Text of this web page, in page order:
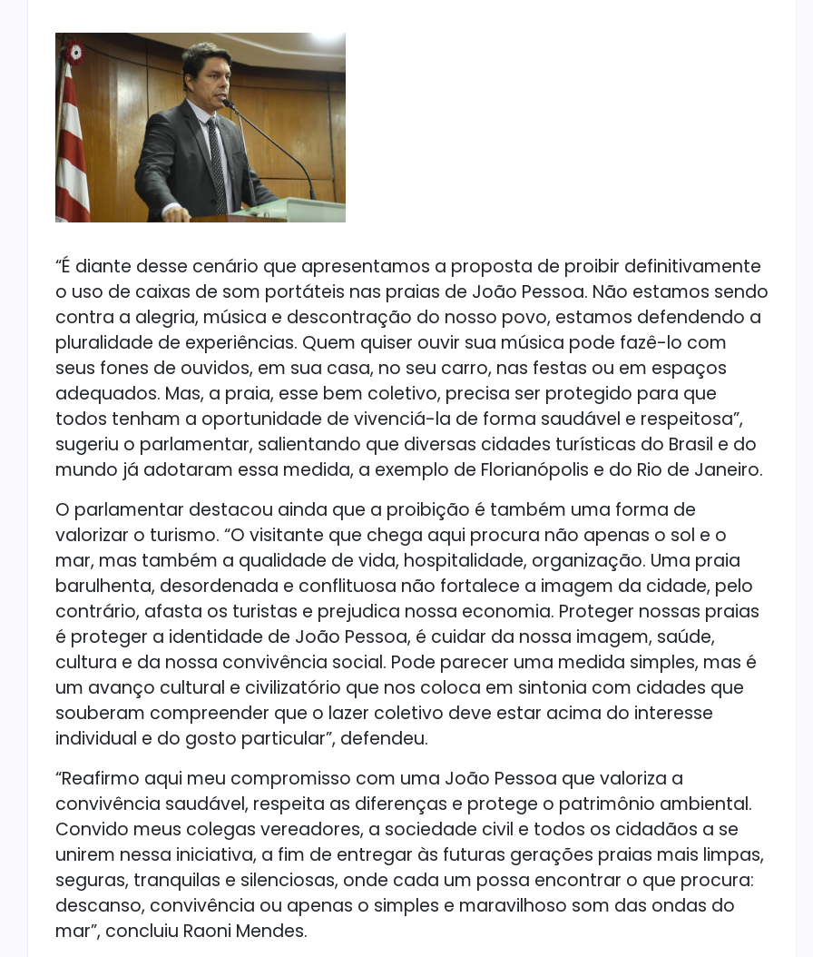
“É diante desse cenário que apresentamos a proposta de proibir definitivamente
o uso de caixas de som portáteis nas praias de João Pessoa. Não estamos sendo
contra a alegria, música e descontração do nosso povo, estamos defendendo a
pluralidade de experiências. Quem quiser ouvir sua música pode fazê-lo com
seus fones de ouvidos, em sua casa, no seu carro, nas festas ou em espaços
adequados. Mas, a praia, esse bem coletivo, precisa ser protegido para que
todos tenham a oportunidade de vivenciá-la de forma saudável e respeitosa”,
sugeriu o parlamentar, salientando que diversas cidades turísticas do Brasil e do
mundo já adotaram essa medida, a exemplo de Florianópolis e do Rio de Janeiro.
O parlamentar destacou ainda que a proibição é também uma forma de
valorizar o turismo. “O visitante que chega aqui procura não apenas o sol e o
mar, mas também a qualidade de vida, hospitalidade, organização. Uma praia
barulhenta, desordenada e conflituosa não fortalece a imagem da cidade, pelo
contrário, afasta os turistas e prejudica nossa economia. Proteger nossas praias
é proteger a identidade de João Pessoa, é cuidar da nossa imagem, saúde,
cultura e da nossa convivência social. Pode parecer uma medida simples, mas é
um avanço cultural e civilizatório que nos coloca em sintonia com cidades que
souberam compreender que o lazer coletivo deve estar acima do interesse
individual e do gosto particular”, defendeu.
“Reafirmo aqui meu compromisso com uma João Pessoa que valoriza a
convivência saudável, respeita as diferenças e protege o patrimônio ambiental.
Convido meus colegas vereadores, a sociedade civil e todos os cidadãos a se
unirem nessa iniciativa, a fim de entregar às futuras gerações praias mais limpas,
seguras, tranquilas e silenciosas, onde cada um possa encontrar o que procura:
descanso, convivência ou apenas o simples e maravilhoso som das ondas do
mar”, concluiu Raoni Mendes.